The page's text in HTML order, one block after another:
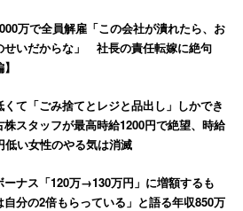
万で全員解雇「この会社が潰れたら、お
せいだからな」 社長の責任転嫁に絶句
くて「ごみ捨てとレジと品出し」しかでき
株スタッフが最高時給1200円で絶望、時給
低い女性のやる気は消滅
ーナス「120万→130万円」に増額するも
自分の2倍もらっている」と語る年収850万